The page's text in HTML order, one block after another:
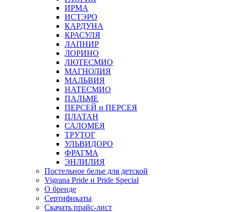
ИРМА
ИСТЭРО
КАРДУНА
КРАСУЛЯ
ЛАПНИР
ЛОРИНО
ЛЮТЕСМИО
МАГНОЛИЯ
МАЛЬВИЯ
НАТЕСМИО
ПАЛЬМЕ
ПЕРСЕЙ и ПЕРСЕЯ
ПЛАТАН
САЛОМЕЯ
ТРУТОГ
УЛЬВИДОРО
ФРАГМА
ЭНЛИЛИЯ
Постельное белье для детской
Vigrana Pride и Pride Special
О бренде
Сертификаты
Скачать прайс-лист